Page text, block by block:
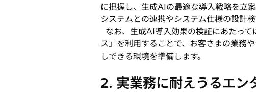
に把握し、生成AIの最適な導入戦略を立
システムとの連携やシステム仕様の設計
なお、生成AI導入効果の検証にあたっ
ス」を利用することで、お客さまの業務
しできる環境を準備します。
2. 実業務に耐えうるエン